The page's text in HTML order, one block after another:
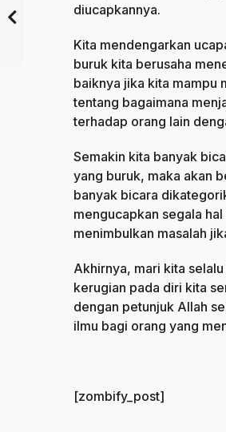
diucapkannya.
Kita mendengarkan
buruk kita berusaha
baiknya jika kita mampu
tentang bagaimana
terhadap orang lain
Semakin kita banyak
yang buruk, maka akan
banyak bicara
mengucapkan segala
menimbulkan masalah
Akhirnya, mari kita
kerugian pada diri kita
dengan petunjuk Allah
ilmu bagi orang yang
[zombify_post]